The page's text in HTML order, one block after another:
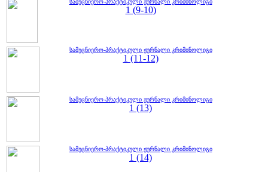
1 (9-10)
სამეცნიერო-პრაქტიკული ჟურნალი კრიმინოლიგი
1 (11-12)
სამეცნიერო-პრაქტიკული ჟურნალი კრიმინოლიგი
1 (13)
სამეცნიერო-პრაქტიკული ჟურნალი კრიმინოლიგი
1 (14)